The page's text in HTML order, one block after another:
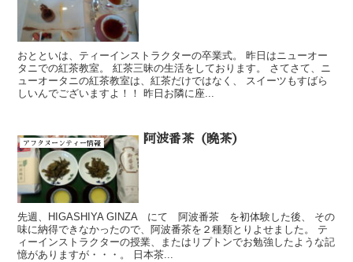
おとといは、ティーインストラクターの卒業式。 昨日はニューオー
タニでの紅茶教室。 紅茶三昧の生活をしております。 さてさて、ニ
ューオータニの紅茶教室は、紅茶だけではなく、 スイーツもすばら
しいんでございますよ！！ 昨日お隣に座...
アフタヌーンティー情報 阿波番茶（晩茶）
先週、HIGASHIYA GINZA にて 阿波番茶 を初体験した後、 その
味に納得できなかったので、阿波番茶を２種類とりよせました。 テ
ィーインストラクターの授業、またはリプトンでお勉強したような記
憶がありますが・・・。 日本茶...